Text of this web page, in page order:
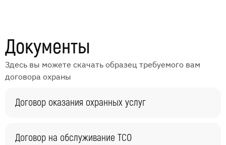
Документы
Здесь вы можете скачать образец требуемого вам
договора охраны
Договор оказания охранных услуг
Договор на обслуживание ТСО